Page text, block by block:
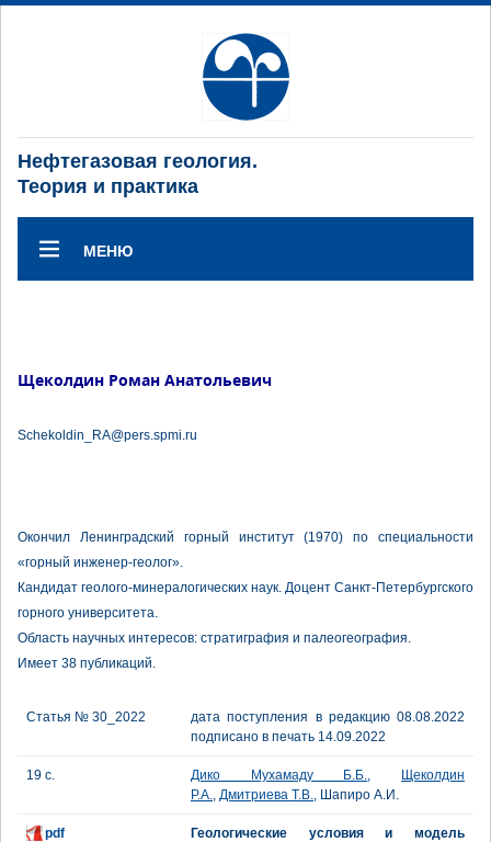
Нефтегазовая геология.
Теория и практика
МЕНЮ
Щеколдин Роман Анатольевич
Schekoldin_RA@pers.spmi.ru
Окончил Ленинградский горный институт (1970) по специальности
«горный инженер-геолог».
Кандидат геолого-минералогических наук. Доцент Санкт-Петербургского
горного университета.
Область научных интересов: стратиграфия и палеогеография.
Имеет 38 публикаций.
Статья № 30_2022
дата поступления в редакцию 08.08.2022
подписано в печать 14.09.2022
19 с. Дико Мухамаду Б.Б.,
Щеколдин
Р.А., Дмитриева Т.В., Шапиро А.И.
pdf
Геологические условия и модель